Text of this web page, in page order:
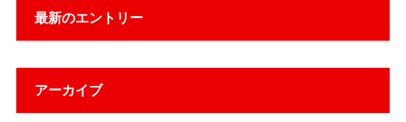
最新のエントリー
アーカイブ